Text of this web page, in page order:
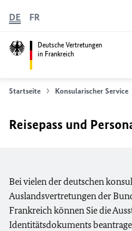
Deutsche Vertretungen
in Frankreich
DE FR
Startseite Konsularischer Service
Reisepass und
Bei vielen der deutschen
Auslandsvertretungen der
Frankreich können Sie die
Identitätsdokuments